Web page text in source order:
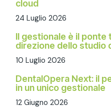
cloud
24 Luglio 2026
Il gestionale è il ponte
direzione dello studio
10 Luglio 2026
DentalOpera Next: il
in un unico gestionale
12 Giugno 2026